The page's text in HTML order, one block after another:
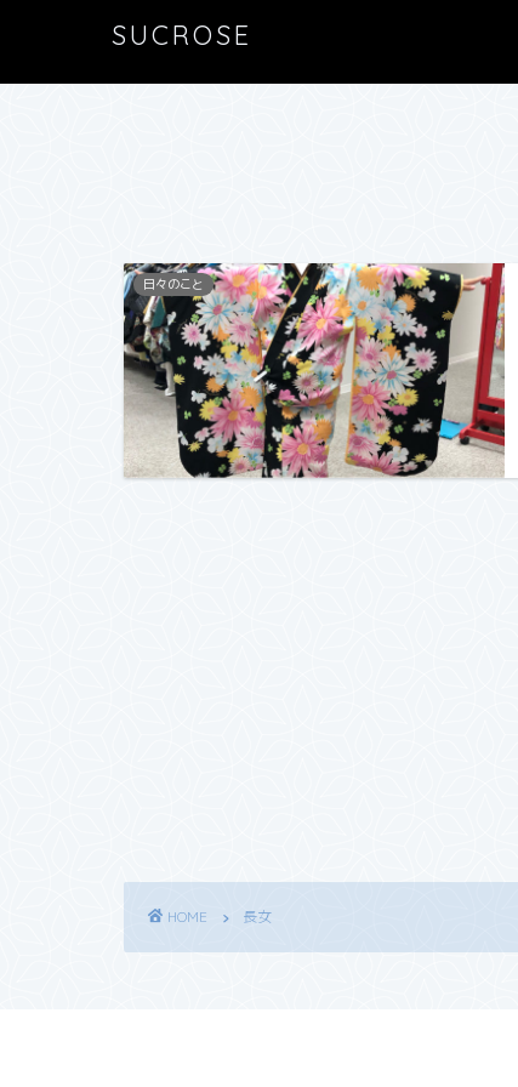
SUCROSE
日々のこと
HOME 長女